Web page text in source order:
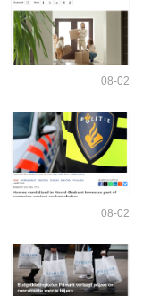
08-02
08-02